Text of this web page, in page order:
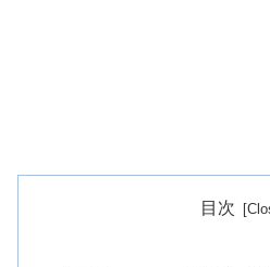
目次